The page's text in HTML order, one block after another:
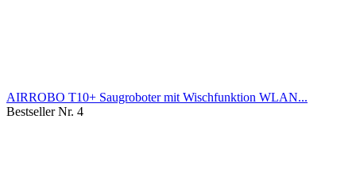
AIRROBO T10+ Saugroboter mit Wischfunktion WLAN...
Bestseller Nr. 4